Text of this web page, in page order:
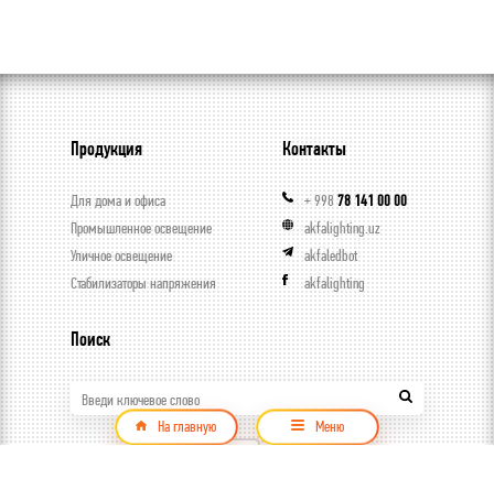
На главную Меню
Продукция
Для дома и офиса
Промышленное освещение
Уличное освещение
Стабилизаторы напряжения
Контакты
+ 99878 141 00 00
akfalighting.uz
akfaledbot
akfalighting
Поиск
Введи ключевое слово